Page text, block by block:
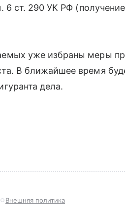
6 ст. 290 УК РФ
уже избраны меры
В ближайшее время
дела.
Внешняя политика